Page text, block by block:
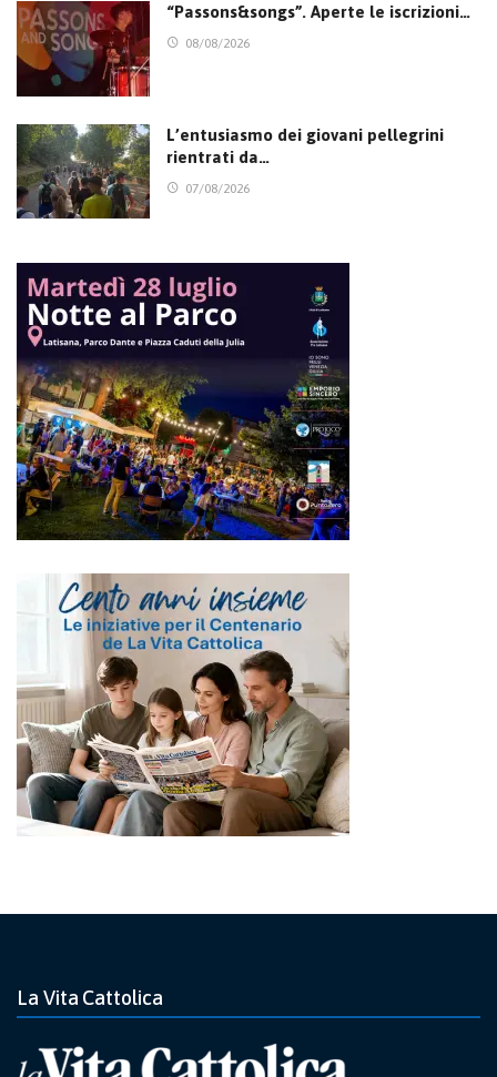
“Passons&songs”. Aperte le iscrizioni…
08/08/2026
L’entusiasmo dei giovani pellegrini
rientrati da…
07/08/2026
La Vita Cattolica